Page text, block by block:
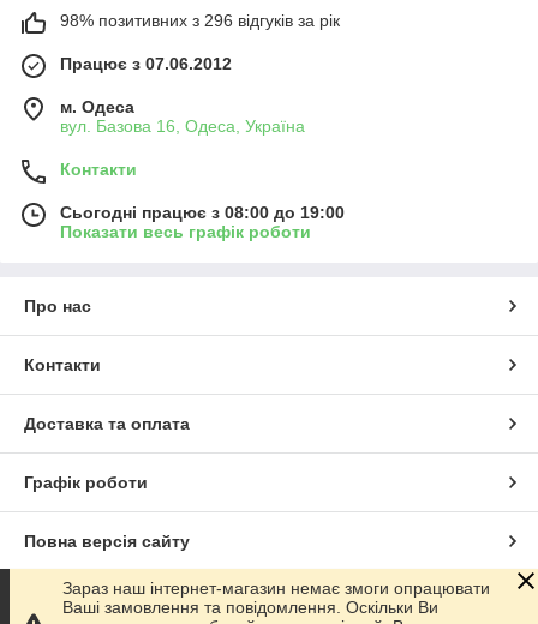
98% позитивних з 296 відгуків за рік
Працює з 07.06.2012
м. Одеса
вул. Базова 16, Одеса, Україна
Контакти
Сьогодні працює з 08:00 до 19:00
Показати весь графік роботи
Про нас
Контакти
Доставка та оплата
Графік роботи
Повна версія сайту
Сайт створено на маркетплейсіProm.ua
Зараз наш інтернет-магазин немає змоги опрацювати
Ваші замовлення та повідомлення. Оскільки Ви